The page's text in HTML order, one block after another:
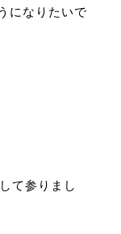
になりたいで
て参りまし